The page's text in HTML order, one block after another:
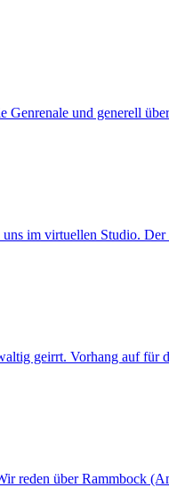
und generell
uns im virtuellen Studio.
geirrt. Vorhang auf
reden über Rammbock